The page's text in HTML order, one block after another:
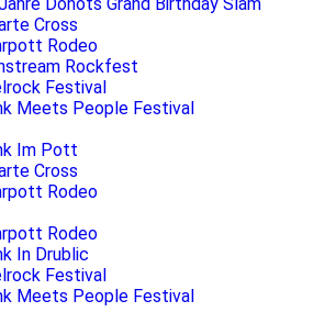
Cross
Rodeo
Rockfest
Festival
Meets People Festival
Im Pott
Cross
Rodeo
Rodeo
In Drublic
Festival
Meets People Festival